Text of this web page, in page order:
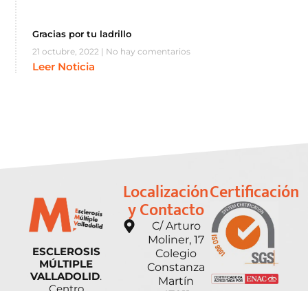
Gracias por tu ladrillo
21 octubre, 2022 No hay comentarios
Leer Noticia
ESCLEROSIS
MÚLTIPLE
VALLADOLID.
Localización
y Contacto
C/ Arturo
Moliner, 17
Colegio
Constanza
Martín
Certificación